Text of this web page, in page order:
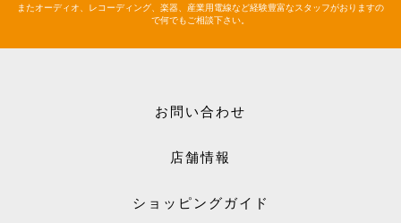
またオーディオ、レコーディング、楽器、産業用電線など経験豊富なスタッフがおりますの
で何でもご相談下さい。
お問い合わせ
店舗情報
ショッピングガイド